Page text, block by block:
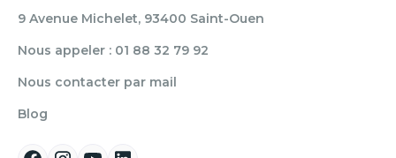
9 Avenue Michelet, 93400 Saint-Ouen
Nous appeler : 01 88 32 79 92
Nous contacter par mail
Blog